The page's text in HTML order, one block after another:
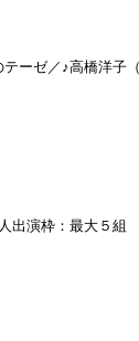
ーゼ／♪高橋洋子
出演枠：最大５組